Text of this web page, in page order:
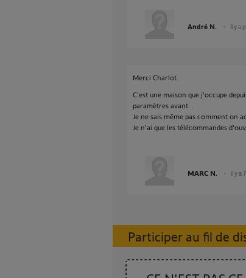
André N. il y a
Merci Charlot.
C'est une maison que j'occupe
paramètres avant...
Je ne sais même pas comment on
Je n'ai que les télécommandes
MARC N. il y a
Participer au fil de